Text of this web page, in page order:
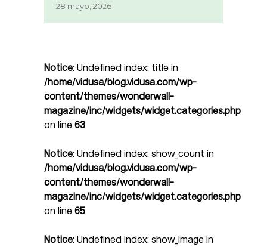
28 mayo, 2026
Notice: Undefined index: title in
/home/vidusa/blog.vidusa.com/wp-
content/themes/wonderwall-
magazine/inc/widgets/widget.categories.php
on line 63
Notice: Undefined index: show_count in
/home/vidusa/blog.vidusa.com/wp-
content/themes/wonderwall-
magazine/inc/widgets/widget.categories.php
on line 65
Notice: Undefined index: show_image in